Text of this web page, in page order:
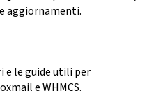
aggiornamenti.
e le guide utili per
e WHMCS.